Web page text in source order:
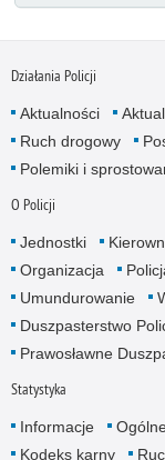
Działania Policji
Aktualności
Ruch drogowy
Polemiki i
O Policji
Jednostki
Organizacja
Umundurowanie
Duszpasterstwo
Prawosławne
Statystyka
Informacje
Kodeks karny